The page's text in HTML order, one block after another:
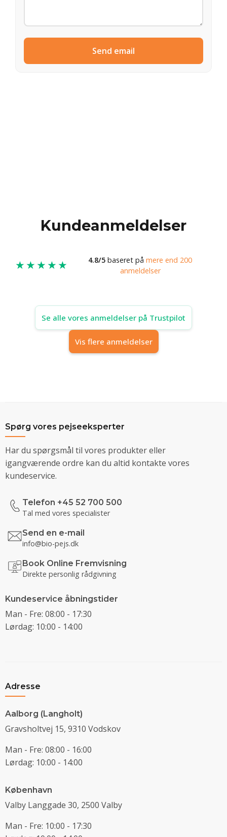
Send email
Kundeanmeldelser
★★★★★ 4.8/5 baseret på mere end 200
anmeldelser
Se alle vores anmeldelser på Trustpilot
Vis flere anmeldelser
Spørg vores pejseeksperter
Har du spørgsmål til vores produkter eller
igangværende ordre kan du altid kontakte vores
kundeservice.
Telefon +45 52 700 500
Tal med vores specialister
Send en e-mail
info@bio-pejs.dk
Book Online Fremvisning
Direkte personlig rådgivning
Kundeservice åbningstider
Man - Fre: 08:00 - 17:30
Lørdag: 10:00 - 14:00
Adresse
Aalborg (Langholt)
Gravsholtvej 15, 9310 Vodskov
Man - Fre: 08:00 - 16:00
Lørdag: 10:00 - 14:00
København
Valby Langgade 30, 2500 Valby
Man - Fre: 10:00 - 17:30